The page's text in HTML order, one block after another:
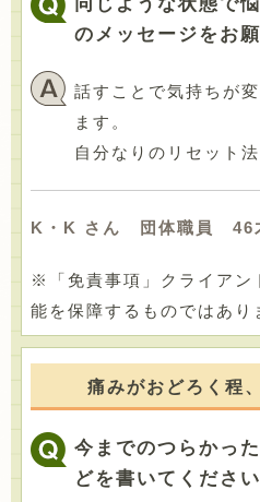
のメッセージをお願
話すことで気持ちが
ます。
自分なりのリセット
K・K さん 団体職員 46
※「免責事項」クライアン
能を保障するものではあり
痛みがおどろく程
今までのつらかっ
どを書いてください